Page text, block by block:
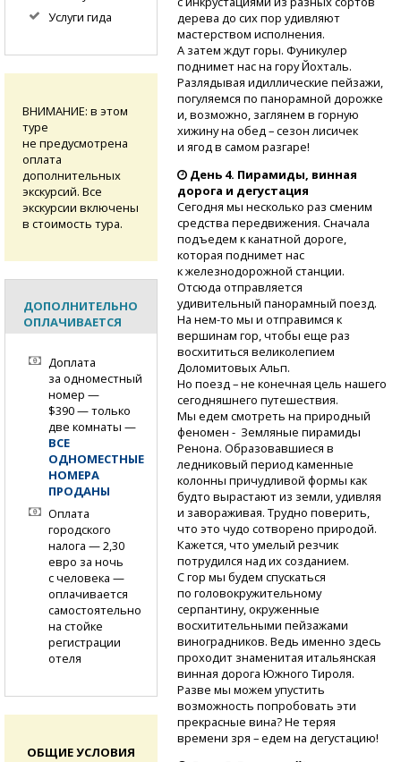
дерева до сих пор удивляют
мастерством исполнения.
А затем ждут горы. Фуникулер
поднимет нас на гору Йохталь.
Разлядывая идиллические пейзажи,
погуляемся по панорамной дорожке
и, возможно, заглянем в горную
хижину на обед – сезон лисичек
и ягод в самом разгаре!
День 4. Пирамиды, винная
дорога и дегустация
Сегодня мы несколько раз сменим
средства передвижения. Сначала
подъедем к канатной дороге,
которая поднимет нас
к железнодорожной станции.
Отсюда отправляется
удивительный панорамный поезд.
На нем-то мы и отправимся к
вершинам гор, чтобы еще раз
восхититься великолепием
Доломитовых Альп.
Но поезд – не конечная цель нашего
сегодняшнего путешествия.
Мы едем смотреть на природный
феномен - Земляные пирамиды
Ренона. Образовавшиеся в
ледниковый период каменные
колонны причудливой формы как
будто вырастают из земли, удивляя
и завораживая. Трудно поверить,
что это чудо сотворено природой.
Кажется, что умелый резчик
потрудился над их созданием.
С гор мы будем спускаться
по головокружительному
серпантину, окруженные
восхитительными пейзажами
виноградников. Ведь именно здесь
проходит знаменитая итальянская
винная дорога Южного Тироля.
Разве мы можем упустить
возможность попробовать эти
прекрасные вина? Не теряя
времени зря – едем на дегустацию!
Услуги гида
ВНИМАНИЕ: в этом
туре
не предусмотрена
оплата
дополнительных
экскурсий. Все
экскурсии включены
в стоимость тура.
ДОПОЛНИТЕЛЬНО
ОПЛАЧИВАЕТСЯ
Доплата
за одноместный
номер —
$390 — только
две комнаты —
ВСЕ
ОДНОМЕСТНЫЕ
НОМЕРА
ПРОДАНЫ
Оплата
городского
налога — 2,30
евро за ночь
с человека —
оплачивается
самостоятельно
на стойке
регистрации
отеля
ОБЩИЕ УСЛОВИЯ